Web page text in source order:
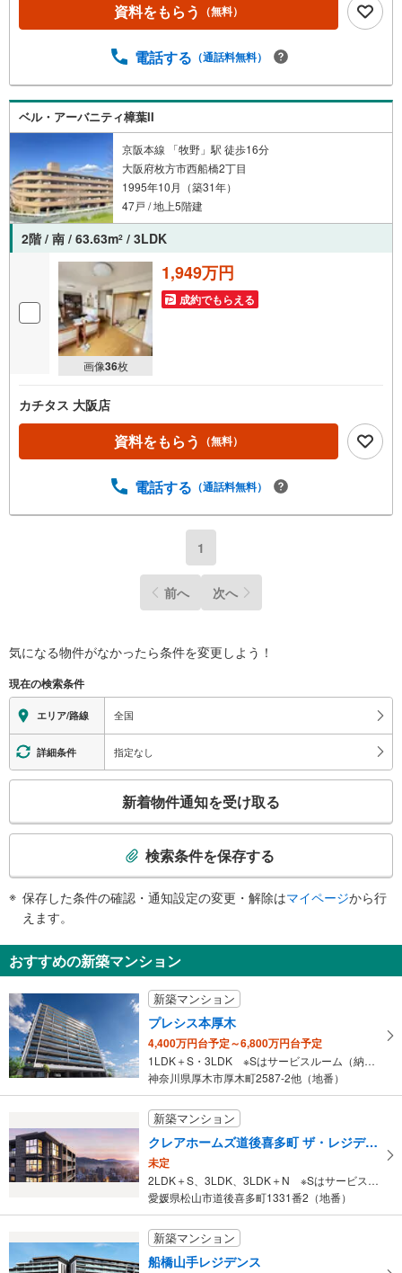
資料をもらう （無料）
電話する （通話料無料）
ベル・アーバニティ樟葉II
京阪本線 「牧野」駅 徒歩16分
大阪府枚方市西船橋2丁目
1995年10月（築31年）
47戸 / 地上5階建
2階 / 南 / 63.63m2 / 3LDK
画像36枚
1,949万円
成約でもらえる
カチタス 大阪店
資料をもらう （無料）
電話する （通話料無料）
1
前へ 次へ
気になる物件がなかったら条件を変更しよう！
現在の検索条件
エリア/路線 全国
詳細条件 指定なし
検
知
を
け
取
る
・
を
マ
イ
ペ
に
保
新着物件通知を受け取る
検索条件を保存する
保存した条件の確認・通知設定の変更・解除はマイページから行
えます。
おすすめの新築マンション
新築マンション
プレシス本厚木
4,400万円台予定～6,800万円台予定
1LDK＋S・3LDK ※Sはサービスルーム（納戸）です。
神奈川県厚木市厚木町2587-2他（地番）
新築マンション
クレアホームズ道後喜多町 ザ・レジデンス
未定
2LDK＋S、3LDK、3LDK＋N ※Sはサービスルーム（納戸）です。 ※Nは納戸です。
愛媛県松山市道後喜多町1331番2（地番）
新築マンション
船橋山手レジデンス